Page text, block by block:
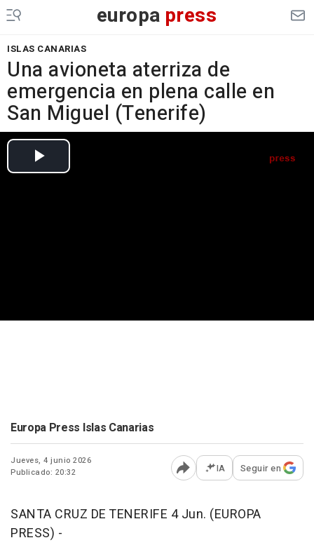
europa press
ISLAS CANARIAS
Una avioneta aterriza de
emergencia en plena calle en
San Miguel (Tenerife)
Europa Press Islas Canarias
Jueves, 4 junio 2026
Publicado: 20:32
Abrir opciones para
IA Seguir en
SANTA CRUZ DE TENERIFE 4 Jun. (EUROPA
PRESS) -